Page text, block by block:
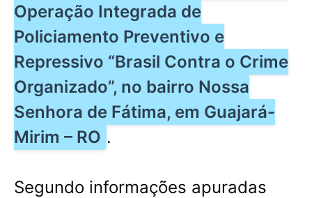
Operação Integrada de
Policiamento Preventivo e
Repressivo “Brasil Contra o Crime
Organizado”, no bairro Nossa
Senhora de Fátima, em Guajará-
Mirim – RO .
Segundo informações apuradas